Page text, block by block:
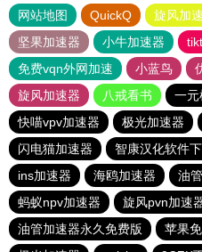
网站地图 QuickQ 旋风加
坚果加速器
小牛加速器
免费vqn外网加速
小蓝鸟
旋风加速器
八戒看书 一元
快喵vpv加速器
极光加速器
闪电猫加速器
智康汉化软件
ins加速器
海鸥加速器 油
蚂蚁npv加速器
旋风pvn加速
油管加速器永久免费版
苹果